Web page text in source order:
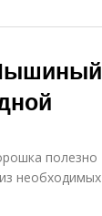
полезно
необходимых